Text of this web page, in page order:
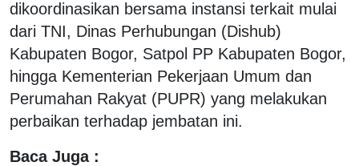
dikoordinasikan bersama instansi terkait mulai
dari TNI, Dinas Perhubungan (Dishub)
Kabupaten Bogor, Satpol PP Kabupaten Bogor,
hingga Kementerian Pekerjaan Umum dan
Perumahan Rakyat (PUPR) yang melakukan
perbaikan terhadap jembatan ini.
Baca Juga :